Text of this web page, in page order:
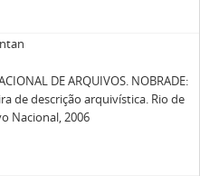
DE ARQUIVOS. NOBRADE:
de descrição arquivística. Rio de
Nacional, 2006